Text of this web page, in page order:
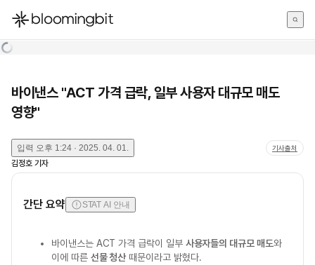
한국어
바이낸스 "ACT 가격 급락, 일부 사용자 대규모 매도
영향"
입력 오후 1:24 · 2025. 04. 01. 기사출처
김정호 기자
간단 요약 STAT AI 안내
바이낸스는 ACT 가격 급락이 일부 사용자들의 대규모 매도와
이에 따른 선물 청산때문이라고 밝혔다.